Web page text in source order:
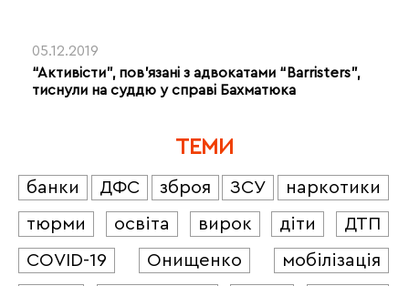
05.12.2019
“Активісти”, пов’язані з адвокатами “Barristers”,
тиснули на суддю у справі Бахматюка
ТЕМИ
банки ДФС зброя ЗСУ
наркотики
тюрми
освіта вирок діти
ДТП
COVID-19
Онищенко
мобілізація